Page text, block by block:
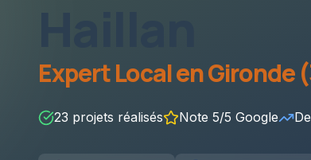
Expert Local enGironde
23 projets réalisés Note 5/5 Google